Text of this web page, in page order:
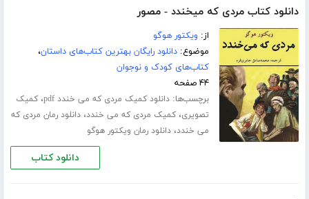
دانلود کتاب مردی که میخندد - مصور
از: ویکتور هوگو
موضوع:دانلود رایگان بهترین کتاب‌های داستان،
کتاب‌های کودک و نوجوان
۴۴ صفحه
برچسب‌ها:دانلود کمیک مردی که می خندد pdf ،کمیک
تصویری،کمیک مردی که می خندد،دانلود رمان مردی که
می خندد،دانلود رمان ویکتور هوگو
دانلود کتاب